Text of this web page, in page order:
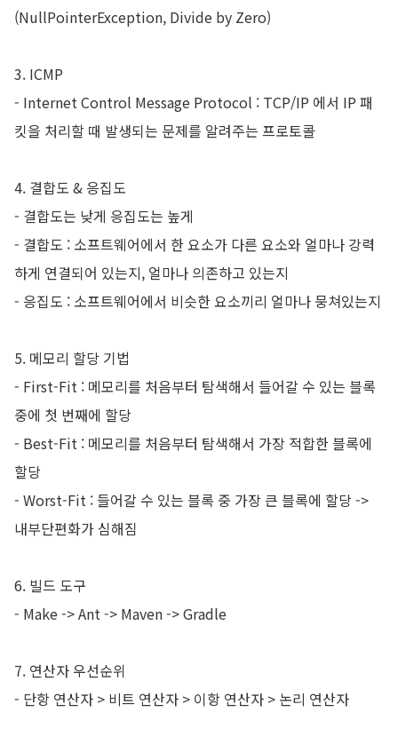
(NullPointerException, Divide by Zero)
3. ICMP
- Internet Control Message Protocol : TCP/IP 에서 IP 패
킷을 처리할 때 발생되는 문제를 알려주는 프로토콜
4. 결합도 & 응집도
- 결합도는 낮게 응집도는 높게
- 결합도 : 소프트웨어에서 한 요소가 다른 요소와 얼마나 강력
하게 연결되어 있는지, 얼마나 의존하고 있는지
- 응집도 : 소프트웨어에서 비슷한 요소끼리 얼마나 뭉쳐있는지
5. 메모리 할당 기법
- First-Fit : 메모리를 처음부터 탐색해서 들어갈 수 있는 블록
중에 첫 번째에 할당
- Best-Fit : 메모리를 처음부터 탐색해서 가장 적합한 블록에
할당
- Worst-Fit : 들어갈 수 있는 블록 중 가장 큰 블록에 할당 ->
내부단편화가 심해짐
6. 빌드 도구
- Make -> Ant -> Maven -> Gradle
7. 연산자 우선순위
- 단항 연산자 > 비트 연산자 > 이항 연산자 > 논리 연산자